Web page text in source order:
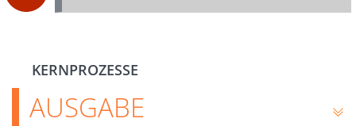
KERNPROZESSE
AUSGABE